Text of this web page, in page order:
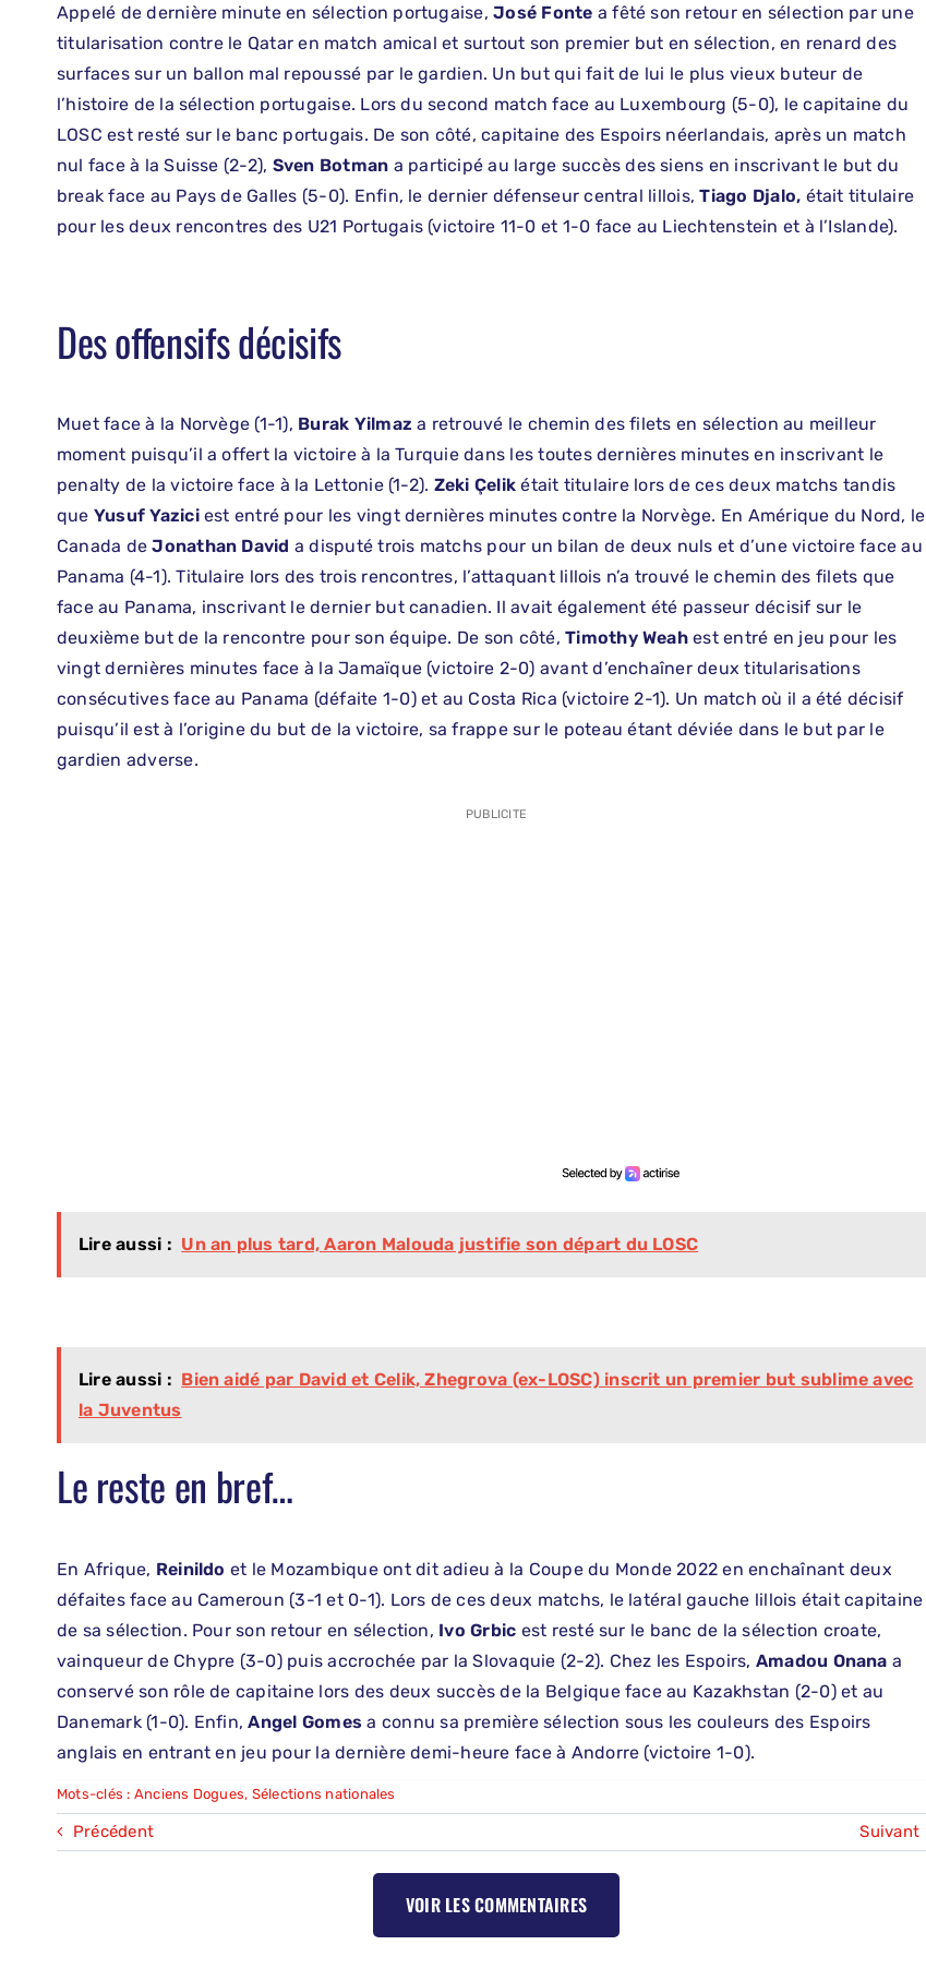
Appelé de dernière minute en sélection portugaise,José Fonte a fêté son retour en sélection par une
titularisation contre le Qatar en match amical et surtout son premier but en sélection, en renard des
surfaces sur un ballon mal repoussé par le gardien. Un but qui fait de lui le plus vieux buteur de
l’histoire de la sélection portugaise. Lors du second match face au Luxembourg (5-0), le capitaine du
LOSC est resté sur le banc portugais. De son côté, capitaine des Espoirs néerlandais, après un match
nul face à la Suisse (2-2), Sven Botman a participé au large succès des siens en inscrivant le but du
break face au Pays de Galles (5-0). Enfin, le dernier défenseur central lillois,Tiago Djalo, était titulaire
pour les deux rencontres des U21 Portugais (victoire 11-0 et 1-0 face au Liechtenstein et à l’Islande).
Des offensifs décisifs
Muet face à la Norvège (1-1), Burak Yilmaza retrouvé le chemin des filets en sélection au meilleur
moment puisqu’il a offert la victoire à la Turquie dans les toutes dernières minutes en inscrivant le
penalty de la victoire face à la Lettonie (1-2). Zeki Çelikétait titulaire lors de ces deux matchs tandis
que Yusuf Yaziciest entré pour les vingt dernières minutes contre la Norvège. En Amérique du Nord, le
Canada deJonathan David a disputé trois matchs pour un bilan de deux nuls et d’une victoire face au
Panama (4-1). Titulaire lors des trois rencontres, l’attaquant lillois n’a trouvé le chemin des filets que
face au Panama, inscrivant le dernier but canadien. Il avait également été passeur décisif sur le
deuxième but de la rencontre pour son équipe. De son côté,Timothy Weahest entré en jeu pour les
vingt dernières minutes face à la Jamaïque (victoire 2-0) avant d’enchaîner deux titularisations
consécutives face au Panama (défaite 1-0) et au Costa Rica (victoire 2-1). Un match où il a été décisif
puisqu’il est à l’origine du but de la victoire, sa frappe sur le poteau étant déviée dans le but par le
gardien adverse.
PUBLICITE
Lire aussi : Un an plus tard, Aaron Malouda justifie son départ du LOSC
Lire aussi : Bien aidé par David et Celik, Zhegrova (ex-LOSC) inscrit un premier but sublime avec
la Juventus
Le reste en bref…
En Afrique, Reinildo et le Mozambique ont dit adieu à la Coupe du Monde 2022 en enchaînant deux
défaites face au Cameroun (3-1 et 0-1). Lors de ces deux matchs, le latéral gauche lillois était capitaine
de sa sélection. Pour son retour en sélection, Ivo Grbic est resté sur le banc de la sélection croate,
vainqueur de Chypre (3-0) puis accrochée par la Slovaquie (2-2). Chez les Espoirs, Amadou Onana a
conservé son rôle de capitaine lors des deux succès de la Belgique face au Kazakhstan (2-0) et au
Danemark (1-0). Enfin,Angel Gomesa connu sa première sélection sous les couleurs des Espoirs
anglais en entrant en jeu pour la dernière demi-heure face à Andorre (victoire 1-0).
Mots-clés : Anciens Dogues, Sélections nationales
Précédent Suivant
VOIR LES COMMENTAIRES